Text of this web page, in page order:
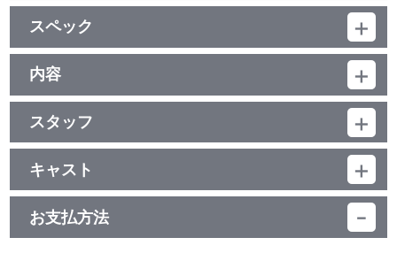
特典
安彦良和コミックネームを使用した解説書(32P)
特製ブックレット (12P)
音声特典
スタッフ&キャストオーディオコメンタリー
【1】 安彦良和、隅沢克之、池田秀一、早見沙織
【2】 喜山茂雄、一条和矢、松田健一郎、土屋トシヒデ、谷口 理
映像特典
スペック
品番：BCXA-0984
ジャンル：オリジナルアニメ
（本編68分＋特典28分）／DTS-HD Master Audio(5.1ch)・ﾘﾆｱ
PCM(ｽﾃﾚｵ)・DTS(ｽﾃﾚｵ)／AVC／BD50G／16:9<1080p High
Definition>・特典一部16:9<1080i High Definition>／日本語・英語
音声収録／日本語・英語・仏語・韓国語・中国語繁体字(台湾・香
港)・中国語簡体字字幕付(ON・OFF可能)／カラー／確96分／全4
内容
制作年度：2016年
【1話収録】
■第4話「運命の前夜」
「暁の蜂起」のあと、地球に向かったシャアは、不思議な力を持
つ少女、ララァ・スンと出会う。
一方、RX-78開発計画を推進するアムロの父テム・レイは、ジオ
ンのモビルスーツ開発の重要人物、ミノフスキー博士亡命の報を得
て、月へ向かう。その月面のトワイライトゾーンで繰り広げられる
スタッフ
原作：矢立 肇・富野由悠季（「機動戦士ガンダム」より）／漫画原
作：安彦良和（KADOKAWA「機動戦士ガンダムTHE ORIGIN」よ
り）／アニメーションキャラクターデザイン：安彦良和・ことぶき
つかさ／オリジナルメカニカルデザイン：大河原邦男／メカニカル
デザイン：カトキハジメ・山根公利・明貴美加・アストレイズ／脚
本：隅沢克之／演出：原田奈奈／総作画監督：西村博之／メカニカ
キャスト
シャア・アズナブル：池田秀一／ララァ・スン：早見沙織／デギ
ン・ソド・ザビ：浦山 迅／ギレン・ザビ：銀河万丈／ドズル・ザ
ビ：三宅健太／キシリア・ザビ：渡辺明乃／ガルマ・ザビ：柿原徹
お支払方法